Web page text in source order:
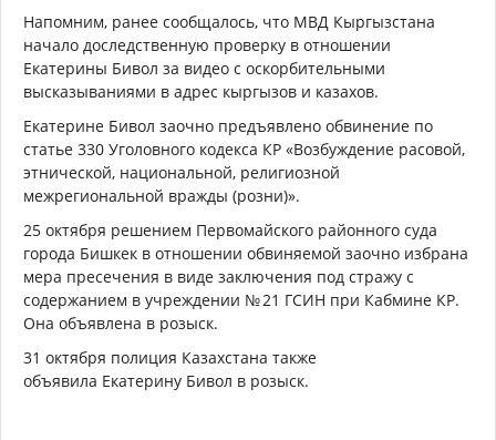
Напомним, ранее сообщалось, что МВД Кыргызстана
начало доследственную проверку в отношении
Екатерины Бивол за видео с оскорбительными
высказываниями в адрес кыргызов и казахов.
Екатерине Бивол заочно предъявлено обвинение по
статье 330 Уголовного кодекса КР «Возбуждение расовой,
этнической, национальной, религиозной
межрегиональной вражды (розни)».
25 октября решением Первомайского районного суда
города Бишкек в отношении обвиняемой заочно избрана
мера пресечения в виде заключения под стражу с
содержанием в учреждении № 21 ГСИН при Кабмине КР.
Она объявлена в розыск.
31 октября полиция Казахстана также
объявила Екатерину Бивол в розыск.